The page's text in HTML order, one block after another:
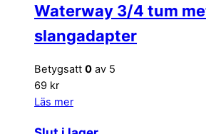
Waterway 3/4 tum
slangadapter
Betygsatt 0 av 5
69 kr
Läs mer